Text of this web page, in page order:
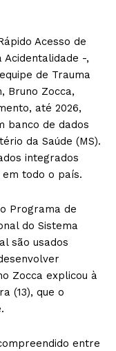
Acesso de
Acidentalidade -,
de Trauma
Bruno Zocca,
até 2026,
banco de dados
da Saúde (MS).
integrados
todo o país.
Programa de
do Sistema
são usados
Zocca explicou à
(13), que o
entre